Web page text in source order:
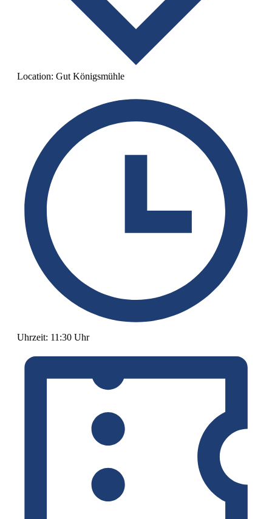
Location: Gut Königsmühle
Uhrzeit: 11:30 Uhr